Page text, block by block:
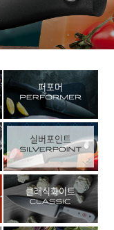
퍼포머
실버포인트
클래식화이트